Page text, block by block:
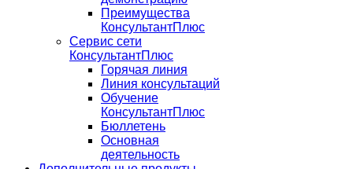
Преимущества
КонсультантПлюс
Сервис сети
КонсультантПлюс
Горячая линия
Линия консультаций
Обучение
КонсультантПлюс
Бюллетень
Основная
деятельность